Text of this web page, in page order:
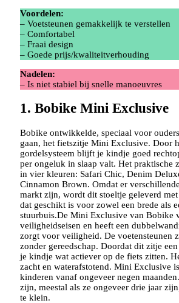
Voordelen:
– Voetsteunen gemakkelijk te verstellen
– Comfortabel
– Fraai design
– Goede prijs/kwaliteitverhouding
Nadelen:
– Is niet stabiel bij snelle manoeuvres
1. Bobike Mini Exclusive
Bobike ontwikkelde, speciaal voor
gaan, het fietszitje Mini Exclusive. Door
gordelsysteem blijft je kindje goed
per ongeluk in slaap valt. Het praktische
in vier kleuren: Safari Chic, Denim
Cinnamon Brown. Omdat er
markt zijn, wordt dit stoeltje geleverd met
dat geschikt is voor zowel een brede als
stuurbuis.De Mini Exclusive van Bobike
veiligheidseisen en heeft een
zorgt voor veiligheid. De voetensteunen
zonder gereedschap. Doordat dit zitje
je kindje wat actiever op de fiets zitten.
zacht en waterafstotend. Mini Exclusive
kinderen vanaf ongeveer negen
zijn, meestal als ze ongeveer drie jaar
te klein.